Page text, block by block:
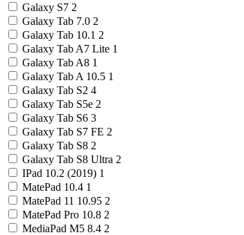
Galaxy S7 2
Galaxy Tab 7.0 2
Galaxy Tab 10.1 2
Galaxy Tab A7 Lite 1
Galaxy Tab A8 1
Galaxy Tab A 10.5 1
Galaxy Tab S2 4
Galaxy Tab S5e 2
Galaxy Tab S6 3
Galaxy Tab S7 FE 2
Galaxy Tab S8 2
Galaxy Tab S8 Ultra 2
IPad 10.2 (2019) 1
MatePad 10.4 1
MatePad 11 10.95 2
MatePad Pro 10.8 2
MediaPad M5 8.4 2